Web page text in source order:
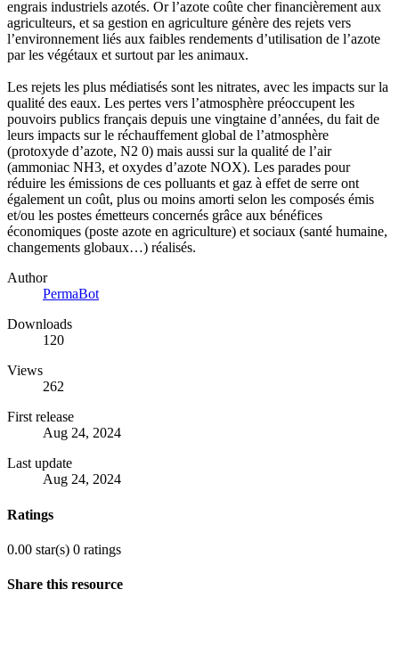
engrais industriels azotés. Or l’azote coûte cher financièrement aux
agriculteurs, et sa gestion en agriculture génère des rejets vers
l’environnement liés aux faibles rendements d’utilisation de l’azote
par les végétaux et surtout par les animaux.
Les rejets les plus médiatisés sont les nitrates, avec les impacts sur la
qualité des eaux. Les pertes vers l’atmosphère préoccupent les
pouvoirs publics français depuis une vingtaine d’années, du fait de
leurs impacts sur le réchauffement global de l’atmosphère
(protoxyde d’azote, N2 0) mais aussi sur la qualité de l’air
(ammoniac NH3, et oxydes d’azote NOX). Les parades pour
réduire les émissions de ces polluants et gaz à effet de serre ont
également un coût, plus ou moins amorti selon les composés émis
et/ou les postes émetteurs concernés grâce aux bénéfices
économiques (poste azote en agriculture) et sociaux (santé humaine,
changements globaux…) réalisés.
Author
PermaBot
Downloads
120
Views
262
First release
Aug 24, 2024
Last update
Aug 24, 2024
Ratings
0.00 star(s) 0 ratings
Share this resource